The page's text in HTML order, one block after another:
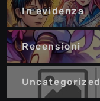
In evidenza
Recensioni
Uncategorized